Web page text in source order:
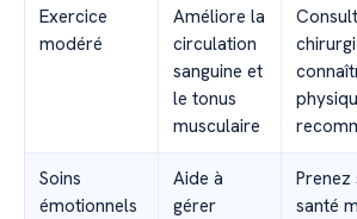
Exercice
modéré
Améliore la
circulation
sanguine et
le tonus
musculaire
Soins
émotionnels
Aide à
gérer
santé